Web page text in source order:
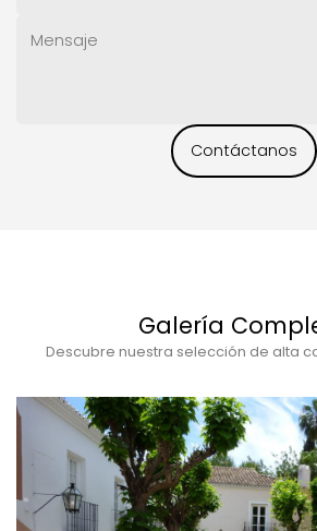
Contáctanos
Galería
Descubre nuestra selección de alta